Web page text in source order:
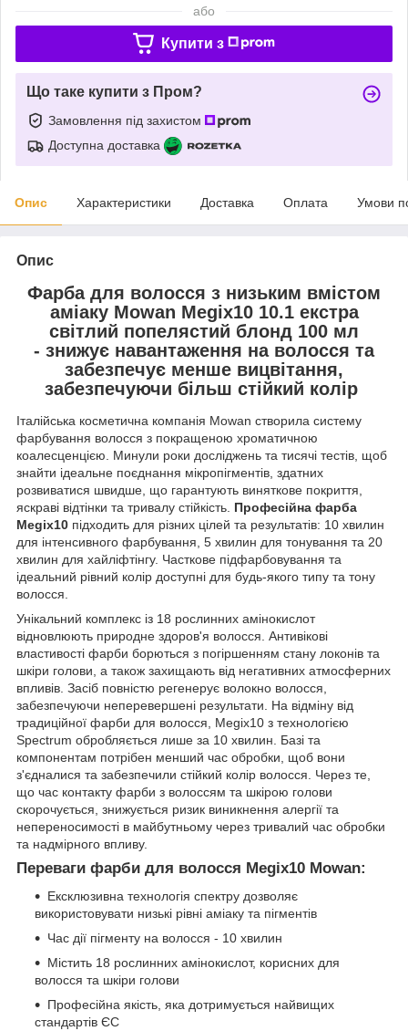
або
Купити з
Що таке купити з Пром?
Замовлення під захистом
Доступна доставка
Опис Характеристики Доставка Оплата Умови
Опис
Фарба для волосся з низьким вмістом
аміаку Mowan Megix10 10.1 екстра
світлий попелястий блонд 100 мл
- знижує навантаження на волосся та
забезпечує менше вицвітання,
забезпечуючи більш стійкий колір
Італійська косметична компанія Mowan створила систему
фарбування волосся з покращеною хроматичною
коалесценцією. Минули роки досліджень та тисячі тестів, щоб
знайти ідеальне поєднання мікропігментів, здатних
розвиватися швидше, що гарантують виняткове покриття,
яскраві відтінки та тривалу стійкість. Професійна фарба
Megix10 підходить для різних цілей та результатів: 10 хвилин
для інтенсивного фарбування, 5 хвилин для тонування та 20
хвилин для хайліфтінгу. Часткове підфарбовування та
ідеальний рівний колір доступні для будь-якого типу та тону
волосся.
Унікальний комплекс із 18 рослинних амінокислот
відновлюють природне здоров'я волосся. Антивікові
властивості фарби борються з погіршенням стану локонів та
шкіри голови, а також захищають від негативних атмосферних
впливів. Засіб повністю регенерує волокно волосся,
забезпечуючи неперевершені результати. На відміну від
традиційної фарби для волосся, Megix10 з технологією
Spectrum обробляється лише за 10 хвилин. Базі та
компонентам потрібен менший час обробки, щоб вони
з'єдналися та забезпечили стійкий колір волосся. Через те,
що час контакту фарби з волоссям та шкірою голови
скорочується, знижується ризик виникнення алергії та
непереносимості в майбутньому через тривалий час обробки
та надмірного впливу.
Переваги фарби для волосся Megix10 Mowan:
Ексклюзивна технологія спектру дозволяє
використовувати низькі рівні аміаку та пігментів
Час дії пігменту на волосся - 10 хвилин
Містить 18 рослинних амінокислот, корисних для
волосся та шкіри голови
Професійна якість, яка дотримується найвищих
стандартів ЄС